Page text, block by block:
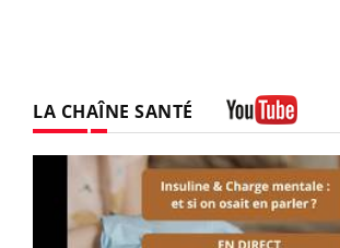
LA CHAÎNE SANTÉ